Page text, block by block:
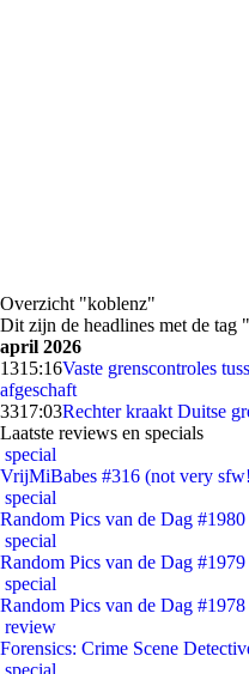
Overzicht "koblenz"
Dit zijn de headlines met de tag
april 2026
1315:16Vaste grenscontroles
afgeschaft
3317:03Rechter kraakt Duitse
Laatste reviews en specials
special
VrijMiBabes #316 (not very
special
Random Pics van de Dag #1980
special
Random Pics van de Dag #1979
special
Random Pics van de Dag #1978
review
Forensics: Crime Scene
special